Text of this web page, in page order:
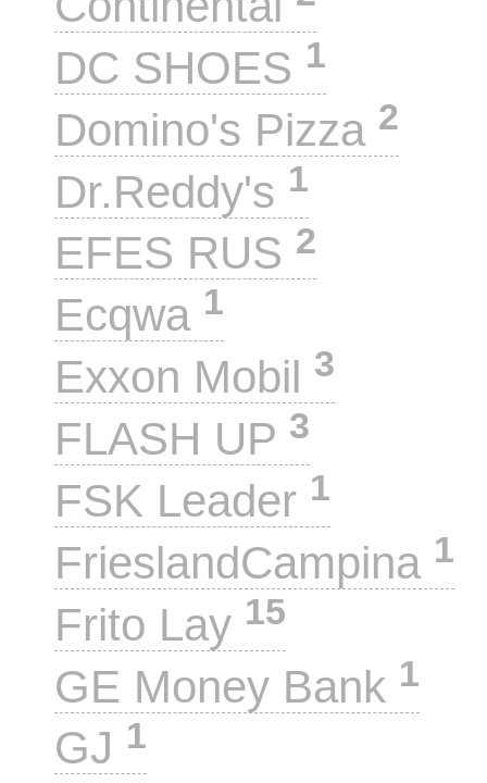
DC SHOES 1
Domino's Pizza 2
Dr.Reddy's 1
EFES RUS 2
Ecqwa 1
Exxon Mobil 3
FLASH UP 3
FSK Leader 1
FrieslandCampina 1
Frito Lay 15
GE Money Bank 1
GJ 1